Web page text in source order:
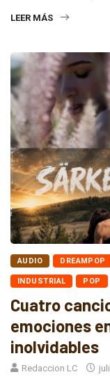
LEER MÁS
AUDIO DREAMPOP
INDUSTRIAL POP
Cuatro
emociones
inolvidables
Redaccion LC